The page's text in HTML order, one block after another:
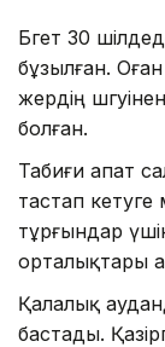
Бөгет 30
бұзылған.
жердің
болған.
Табиғи апат
тастап
тұрғындар
орталықтары
Қалалық
бастады.